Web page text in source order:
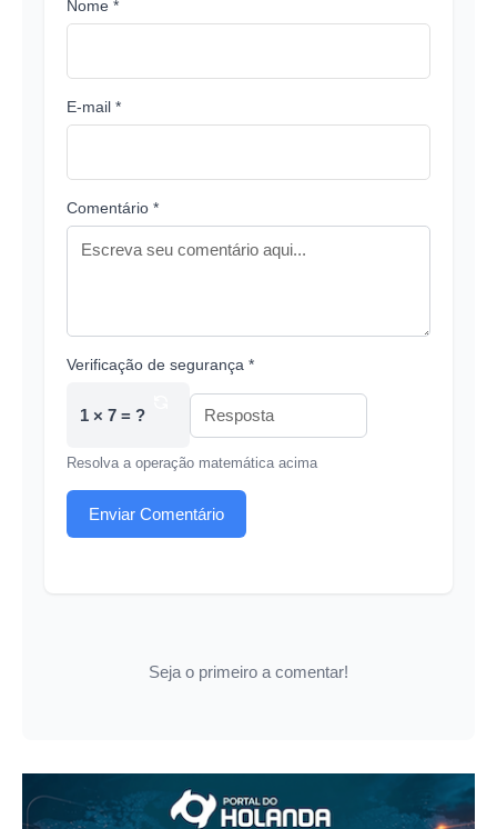
Nome *
E-mail *
Comentário *
Verificação de segurança *
1 × 7 = ?
Resolva a operação matemática acima
Enviar Comentário
Seja o primeiro a comentar!